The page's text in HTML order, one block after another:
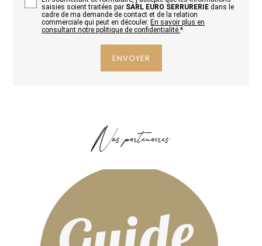
saisies soient traitées par SARL EURO SERRURERIE dans le
cadre de ma demande de contact et de la relation
commerciale qui peut en découler. En savoir plus en
consultant notre politique de confidentialité.*
Nos partenaires